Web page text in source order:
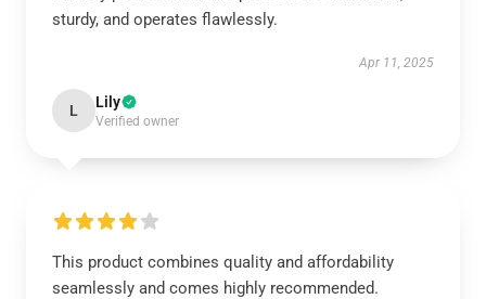
sturdy, and operates flawlessly.
Apr 11, 2025
L Lily
Verified owner
This product combines quality and affordability
seamlessly and comes highly recommended.